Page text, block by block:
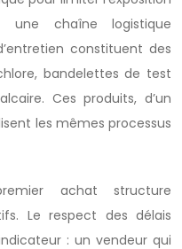
une chaîne logistique
constituent des
bandelettes de test
Ces produits, d’un
les mêmes processus
achat structure
Le respect des délais
: un vendeur qui